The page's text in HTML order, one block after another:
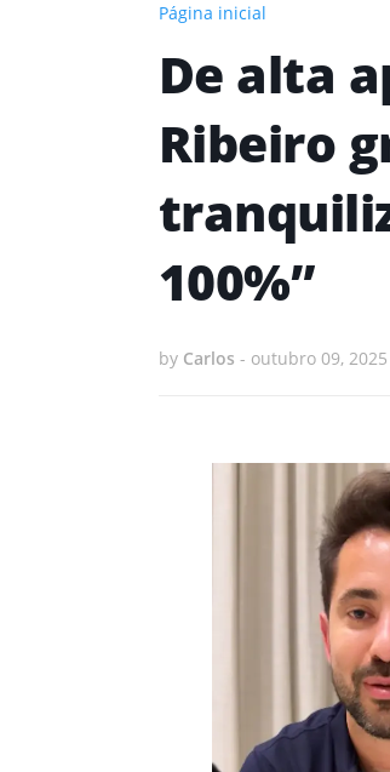
Página inicial
De alta
Ribeiro
100%”
by Carlos - outubro 09, 2025